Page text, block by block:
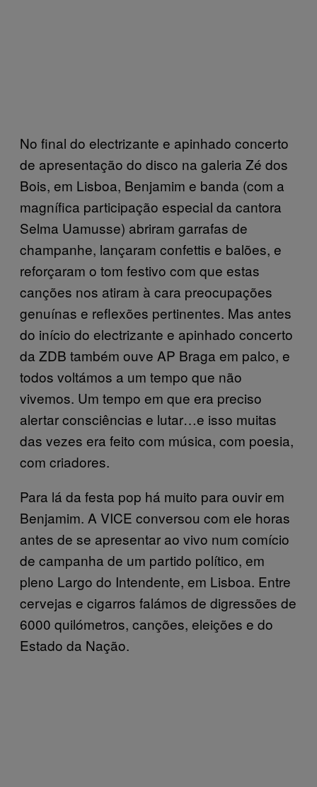
No final do electrizante e apinhado concerto
de apresentação do disco na galeria Zé dos
Bois, em Lisboa, Benjamim e banda (com a
magnífica participação especial da cantora
Selma Uamusse) abriram garrafas de
champanhe, lançaram confettis e balões, e
reforçaram o tom festivo com que estas
canções nos atiram à cara preocupações
genuínas e reflexões pertinentes. Mas antes
do início do electrizante e apinhado concerto
da ZDB também ouve AP Braga em palco, e
todos voltámos a um tempo que não
vivemos. Um tempo em que era preciso
alertar consciências e lutar…e isso muitas
das vezes era feito com música, com poesia,
com criadores.
Para lá da festa pop há muito para ouvir em
Benjamim. A VICE conversou com ele horas
antes de se apresentar ao vivo num comício
de campanha de um partido político, em
pleno Largo do Intendente, em Lisboa. Entre
cervejas e cigarros falámos de digressões de
6000 quilómetros, canções, eleições e do
Estado da Nação.